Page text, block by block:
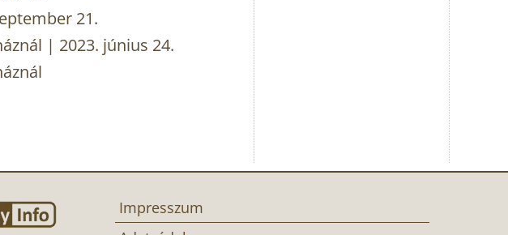
21.
| 2023. június 24.
Impresszum